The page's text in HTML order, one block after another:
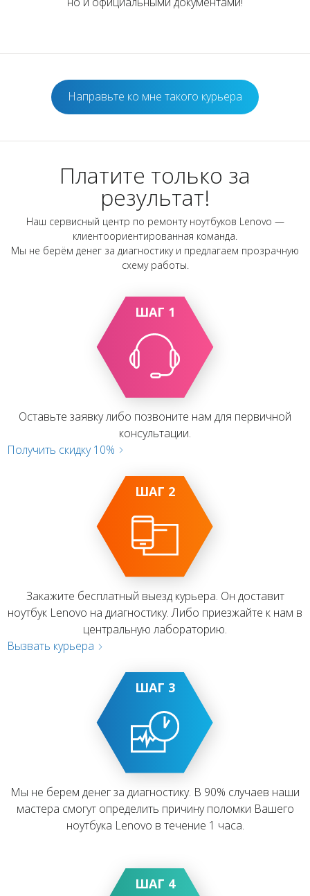
Направьте ко мне такого курьера
Платите только за
результат!
Наш сервисный центр по ремонту ноутбуков Lenovo —
клиентоориентированная команда.
Мы не берём денег за диагностику и предлагаем прозрачную
схему работы.
ШАГ 1
Оставьте заявку либо позвоните нам для первичной
консультации.
Получить скидку 10%
ШАГ 2
Закажите бесплатный выезд курьера. Он доставит
ноутбук Lenovo на диагностику. Либо приезжайте к нам в
центральную лабораторию.
Вызвать курьера
ШАГ 3
Мы не берем денег за диагностику. В 90% случаев наши
мастера смогут определить причину поломки Вашего
ноутбука Lenovo в течение 1 часа.
ШАГ 4